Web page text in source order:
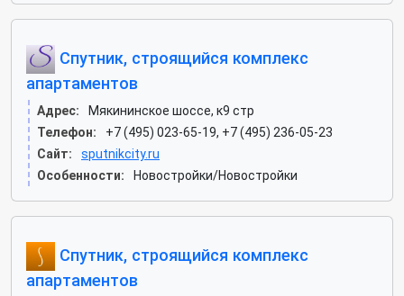
Спутник, строящийся комплекс
апартаментов
Адрес:
Мякининское шоссе, к9 стр
Телефон:
+7 (495) 023-65-19, +7 (495) 236-05-23
Сайт:
sputnikcity.ru
Особенности:
Новостройки/Новостройки
Спутник, строящийся комплекс
апартаментов